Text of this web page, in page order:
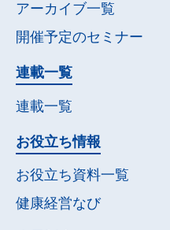
アーカイブ一覧
開催予定のセミナー
連載一覧
連載一覧
お役立ち情報
お役立ち資料一覧
健康経営なび